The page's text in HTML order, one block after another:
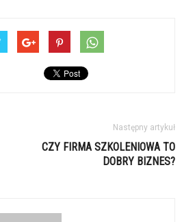
Następny artykuł
CZY FIRMA SZKOLENIOWA TO
DOBRY BIZNES?